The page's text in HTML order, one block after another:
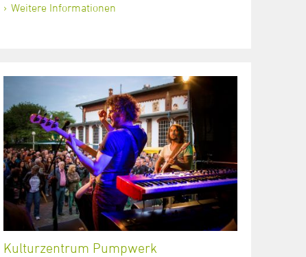
Weitere Informationen
Kulturzentrum Pumpwerk